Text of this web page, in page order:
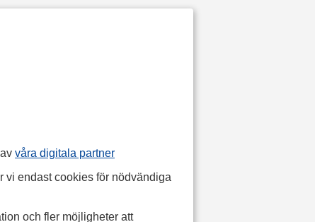
våra digitala partner
vi endast cookies för nödvändiga
och fler möjligheter att